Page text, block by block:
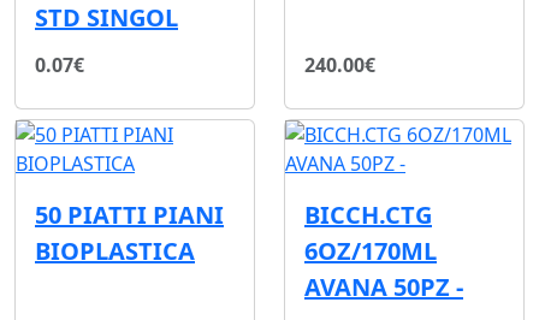
STD SINGOL
0.07€ 240.00€
50 PIATTI PIANI
BIOPLASTICA
BICCH.CTG
6OZ/170ML
AVANA 50PZ -